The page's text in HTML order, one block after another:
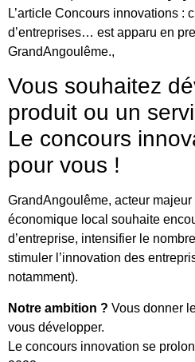
L’article Concours innovations :
d’entreprises… est apparu en
GrandAngoulême.,
Vous souhaitez
produit ou un
Le concours
pour vous !
GrandAngoulême, acteur
économique local souhaite
d’entreprise, intensifier le
stimuler l’innovation des
notamment).
Notre ambition ? Vous donner
vous développer.
Le concours innovation se